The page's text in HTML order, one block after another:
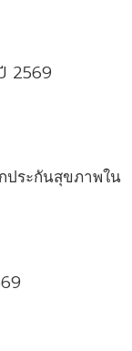
ประกันสุขภาพใน
2569